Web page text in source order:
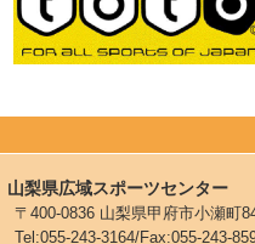
山梨県広域スポーツセンター
〒400-0836 山梨県甲府市小瀬町
Tel:055-243-3164/Fax:055-243-